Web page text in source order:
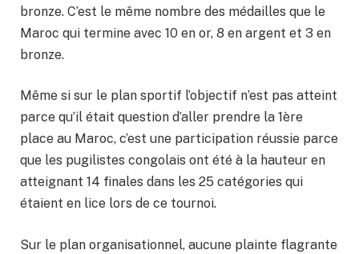
bronze. C’est le même nombre des médailles que le
Maroc qui termine avec 10 en or, 8 en argent et 3 en
bronze.
Même si sur le plan sportif l’objectif n’est pas atteint
parce qu’il était question d’aller prendre la 1ère
place au Maroc, c’est une participation réussie parce
que les pugilistes congolais ont été à la hauteur en
atteignant 14 finales dans les 25 catégories qui
étaient en lice lors de ce tournoi.
Sur le plan organisationnel, aucune plainte flagrante